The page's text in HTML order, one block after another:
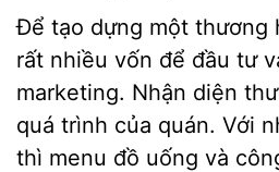
Để tạo dựng một thương
rất nhiều vốn để đầu tư
marketing. Nhận diện
quá trình của quán. Với
thì menu đồ uống và